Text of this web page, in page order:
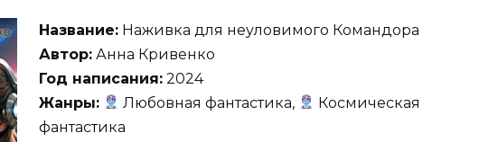
Название: Наживка для неуловимого Командора
Автор: Анна Кривенко
Год написания: 2024
Жанры:
Любовная фантастика,
Космическая
фантастика